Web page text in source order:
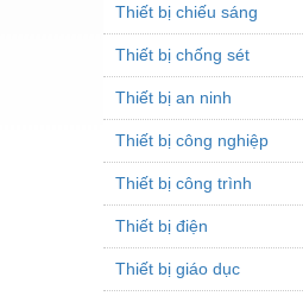
Thiết bị chiếu sáng
Thiết bị chống sét
Thiết bị an ninh
Thiết bị công nghiệp
Thiết bị công trình
Thiết bị điện
Thiết bị giáo dục